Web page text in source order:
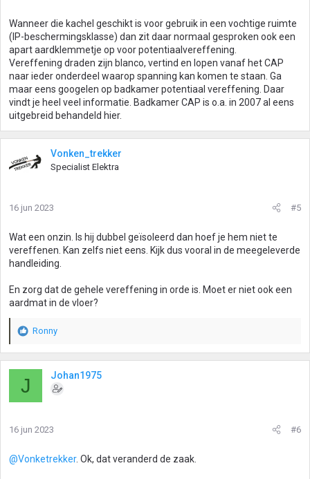
Wanneer die kachel geschikt is voor gebruik in een vochtige ruimte
(IP-beschermingsklasse) dan zit daar normaal gesproken ook een
apart aardklemmetje op voor potentiaalvereffening.
Vereffening draden zijn blanco, vertind en lopen vanaf het CAP
naar ieder onderdeel waarop spanning kan komen te staan. Ga
maar eens googelen op badkamer potentiaal vereffening. Daar
vindt je heel veel informatie. Badkamer CAP is o.a. in 2007 al eens
uitgebreid behandeld hier.
Vonken_trekker
Specialist Elektra
16 jun 2023 #5
Wat een onzin. Is hij dubbel geïsoleerd dan hoef je hem niet te
vereffenen. Kan zelfs niet eens. Kijk dus vooral in de meegeleverde
handleiding.
En zorg dat de gehele vereffening in orde is. Moet er niet ook een
aardmat in de vloer?
W
a
n
e
Ronny
J Johan1975
16 jun 2023 #6
@Vonketrekker. Ok, dat veranderd de zaak.